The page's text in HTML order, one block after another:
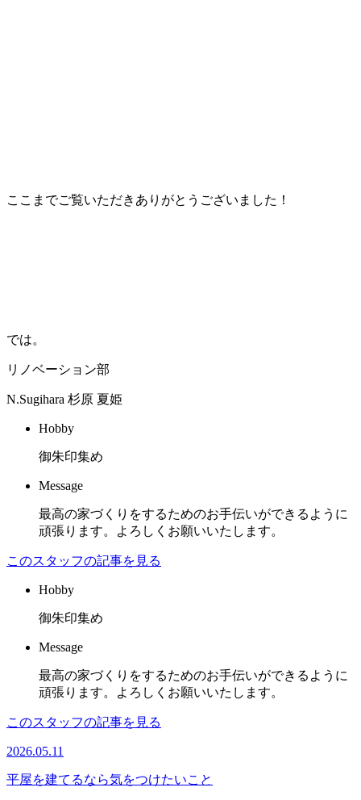
ここまでご覧いただきありがとうございました！
では。
リノベーション部
N.Sugihara 杉原 夏姫
Hobby
御朱印集め
Message
最高の家づくりをするためのお手伝いができるように
頑張ります。よろしくお願いいたします。
このスタッフの記事を見る
Hobby
御朱印集め
Message
最高の家づくりをするためのお手伝いができるように
頑張ります。よろしくお願いいたします。
このスタッフの記事を見る
2026.05.11
平屋を建てるなら気をつけたいこと